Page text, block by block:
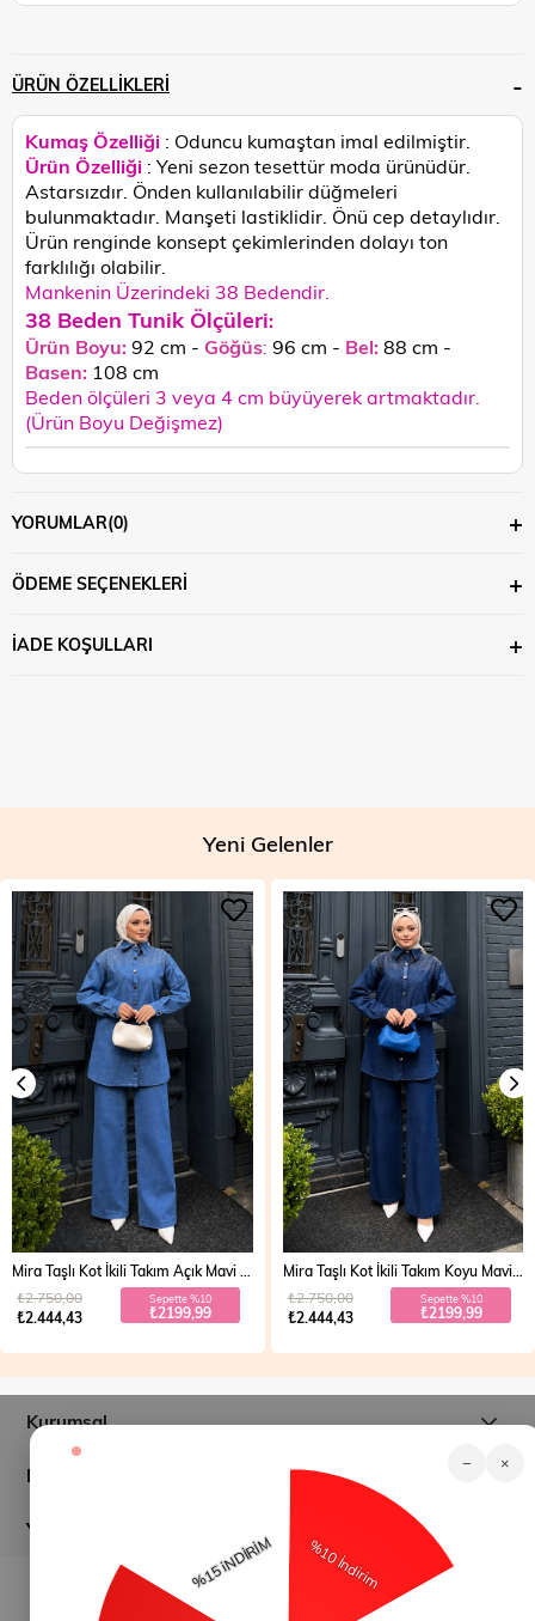
ÜRÜN ÖZELLIKLERI
Kumaş Özelliği : Oduncu kumaştan imal edilmiştir.
Ürün Özelliği : Yeni sezon tesettür moda ürünüdür.
Astarsızdır. Önden kullanılabilir düğmeleri
bulunmaktadır. Manşeti lastiklidir. Önü cep detaylıdır.
Ürün renginde konsept çekimlerinden dolayı ton
farklılığı olabilir.
Mankenin Üzerindeki 38 Bedendir.
38 Beden Tunik Ölçüleri:
Ürün Boyu:92 cm - Göğüs: 96 cm - Bel:88 cm -
Basen: 108 cm
Beden ölçüleri 3 veya 4 cm büyüyerek artmaktadır.
(Ürün Boyu Değişmez)
YORUMLAR(0)
ÖDEME SEÇENEKLERI
İADE KOŞULLARI
Yeni Gelenler
₺2.444,43
₺2.750,00 Sepette %10
₺2199,99
Mira Taşlı Kot İkili Takım Koyu Mavi 19286
₺2.444,43
₺2.750,00 Sepette %10
₺2199,99
Kurumsal
Müşteri İlişkileri
Yardım
− ×